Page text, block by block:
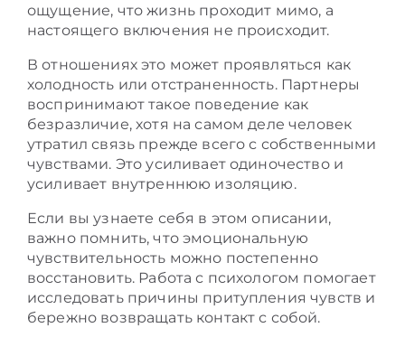
ощущение, что жизнь проходит мимо, а
настоящего включения не происходит.
В отношениях это может проявляться как
холодность или отстраненность. Партнеры
воспринимают такое поведение как
безразличие, хотя на самом деле человек
утратил связь прежде всего с собственными
чувствами. Это усиливает одиночество и
усиливает внутреннюю изоляцию.
Если вы узнаете себя в этом описании,
важно помнить, что эмоциональную
чувствительность можно постепенно
восстановить. Работа с психологом помогает
исследовать причины притупления чувств и
бережно возвращать контакт с собой.